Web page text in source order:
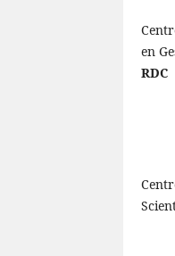
en
RDC